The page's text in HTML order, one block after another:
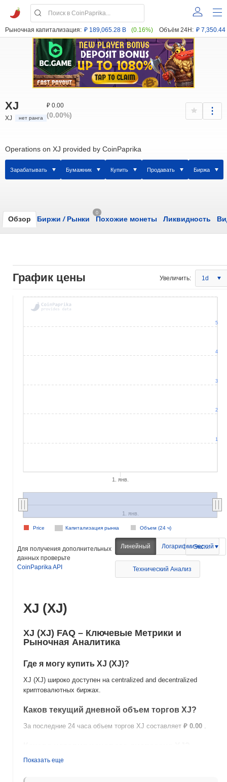
Рыночная капитализация: ₽ 189,065.28 B (0.16%) Объём 24H: ₽ 7,350.44
XJ
XJ нет ранга
₽ 0.00
(0.00%)
Operations on XJ provided by CoinPaprika
Зарабатывать Бумажник Купить Продавать Биржа
Обзор Биржи /Рынки
0
Похожие монеты Ликвидность
График цены Увеличить: 1d
1. янв.
Капитализация рынка Объем (24 ч)
Price
1. янв.
1
2
3
4
5
Для получения дополнительных
данных проверьте
CoinPaprika API
Линейный Логарифмический
Экспорт
Технический Анализ
XJ (XJ)
XJ (XJ) FAQ – Ключевые Метрики и
Рыночная Аналитика
Где я могу купить XJ (XJ)?
XJ (XJ) широко доступен на centralized and decentralized
криптовалютных биржах.
Каков текущий дневной объем торгов XJ?
За последние 24 часа объем торгов XJ составляет ₽ 0.00 .
Исторический максимум (ATH):
Показать еще